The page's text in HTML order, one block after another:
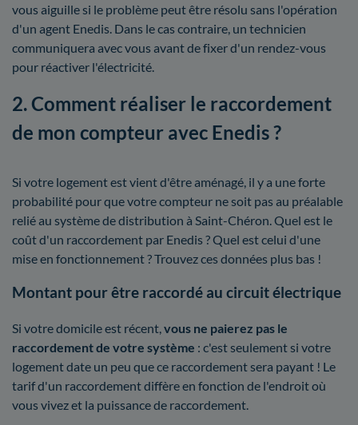
vous aiguille si le problème peut être résolu sans l'opération
d'un agent Enedis. Dans le cas contraire, un technicien
communiquera avec vous avant de fixer d'un rendez-vous
pour réactiver l'électricité.
2. Comment réaliser le raccordement
de mon compteur avec Enedis ?
Si votre logement est vient d'être aménagé, il y a une forte
probabilité pour que votre compteur ne soit pas au préalable
relié au système de distribution à Saint-Chéron. Quel est le
coût d'un raccordement par Enedis ? Quel est celui d'une
mise en fonctionnement ? Trouvez ces données plus bas !
Montant pour être raccordé au circuit électrique
Si votre domicile est récent,vous ne paierez pas le
raccordement de votre système : c'est seulement si votre
logement date un peu que ce raccordement sera payant ! Le
tarif d'un raccordement diffère en fonction de l'endroit où
vous vivez et la puissance de raccordement.